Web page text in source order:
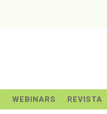
WEBINARS REVISTA